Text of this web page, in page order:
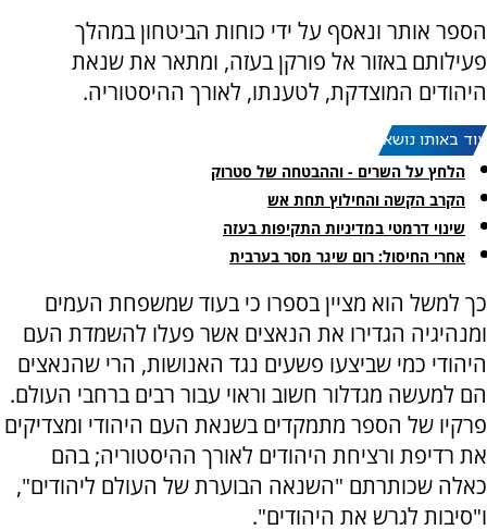
הספר אותר ונאסף על ידי כוחות הביטחון במהלך
פעילותם באזור אל פורקן בעזה, ומתאר את שנאת
היהודים המוצדקת, לטענתו, לאורך ההיסטוריה.
עוד באותו נושא:
הלחץ על השרים - וההבטחה של סטרוק
הקרב הקשה והחילוץ תחת אש
שינוי דרמטי במדיניות התקיפות בעזה
‏אחרי החיסול: רום שיגר מסר בערבית
כך למשל הוא מציין בספרו כי בעוד שמשפחת העמים
ומנהיגיה הגדירו את הנאצים אשר פעלו להשמדת העם
היהודי כמי שביצעו פשעים נגד האנושות, הרי שהנאצים
הם למעשה מגדלור חשוב וראוי עבור רבים ברחבי העולם.
פרקיו של הספר מתמקדים בשנאת העם היהודי ומצדיקים
את רדיפת ורציחת היהודים לאורך ההיסטוריה; בהם
כאלה שכותרתם "השנאה הבוערת של העולם ליהודים",
ו"סיבות לגרש את היהודים".